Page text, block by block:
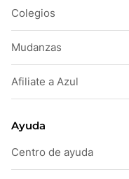
Colegios
Mudanzas
Afiliate a Azul
Ayuda
Centro de ayuda